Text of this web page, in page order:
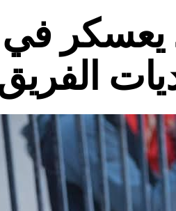
يعسكر في